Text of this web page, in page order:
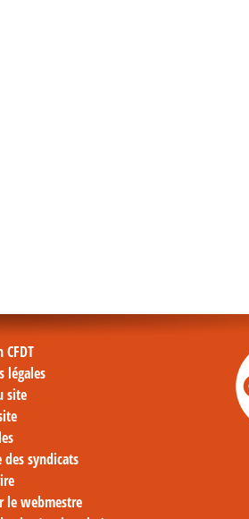
légales
site
syndicats
le webmestre